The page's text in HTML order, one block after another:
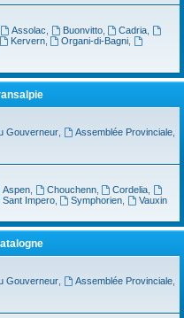
Assolac Buonvitto, Cadria
Kervern, Organi-di-Bagni
Gouverneur, Assemblée Provinciale,
Aspen, Chouchenn, Cordelia
Sant Impero, Symphorien
Vauxin
Gouverneur, Assemblée Provinciale,